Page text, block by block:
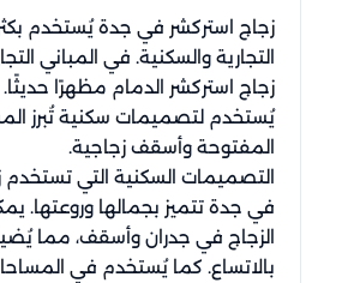
زجاج استركشر في جدة يُستخدم
التجارية والسكنية. في المباني
زجاج استركشر الدمام مظهرًا
يُستخدم لتصميمات سكنية تُبرز
المفتوحة وأسقف زجاجية.
التصميمات السكنية التي تستخدم
في جدة تتميز بجمالها وروعتها.
الزجاج في جدران وأسقف، مما
بالاتساع. كما يُستخدم في